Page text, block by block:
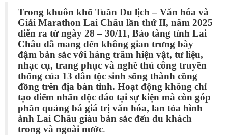
Trong khuôn khổ Tuần Du lịch – Văn hóa và
Giải Marathon Lai Châu lần thứ II, năm 2025
diễn ra từ ngày 28 – 30/11, Bảo tàng tỉnh Lai
Châu đã mang đến không gian trưng bày
đậm bản sắc với hàng trăm hiện vật, tư liệu,
nhạc cụ, trang phục và nghề thủ công truyền
thống của 13 dân tộc sinh sống thành cồng
đồng trên địa bàn tỉnh. Hoạt động không chỉ
tạo điểm nhấn độc đáo tại sự kiện mà còn góp
phần quảng bá giá trị văn hóa, lan tỏa hình
ảnh Lai Châu giàu bản sắc đến du khách
trong và ngoài nước.